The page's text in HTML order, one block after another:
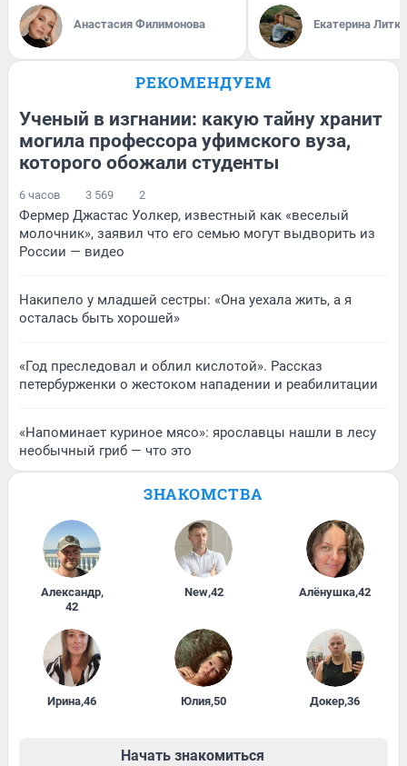
Анастасия Филимонова Екатерина
РЕКОМЕНДУЕМ
Ученый в изгнании: какую тайну хранит
могила профессора уфимского вуза,
которого обожали студенты
6 часов 3 569 2
Фермер Джастас Уолкер, известный как «веселый
молочник», заявил что его семью могут выдворить из
России — видео
Накипело у младшей сестры: «Она уехала жить, а я
осталась быть хорошей»
«Год преследовал и облил кислотой». Рассказ
петербурженки о жестоком нападении и реабилитации
«Напоминает куриное мясо»: ярославцы нашли в лесу
необычный гриб — что это
ЗНАКОМСТВА
Александр,
42
New,42 Алёнушка,42
Ирина,46 Юлия,50 Докер,36
Начать знакомиться